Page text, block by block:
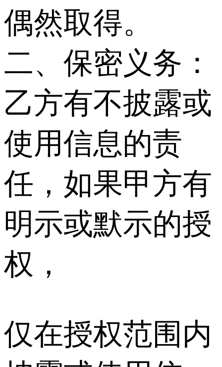
偶然取得。
二、保密义务：
乙方有不披露或
使用信息的责
任，如果甲方有
明示或默示的授
权，
仅在授权范围内